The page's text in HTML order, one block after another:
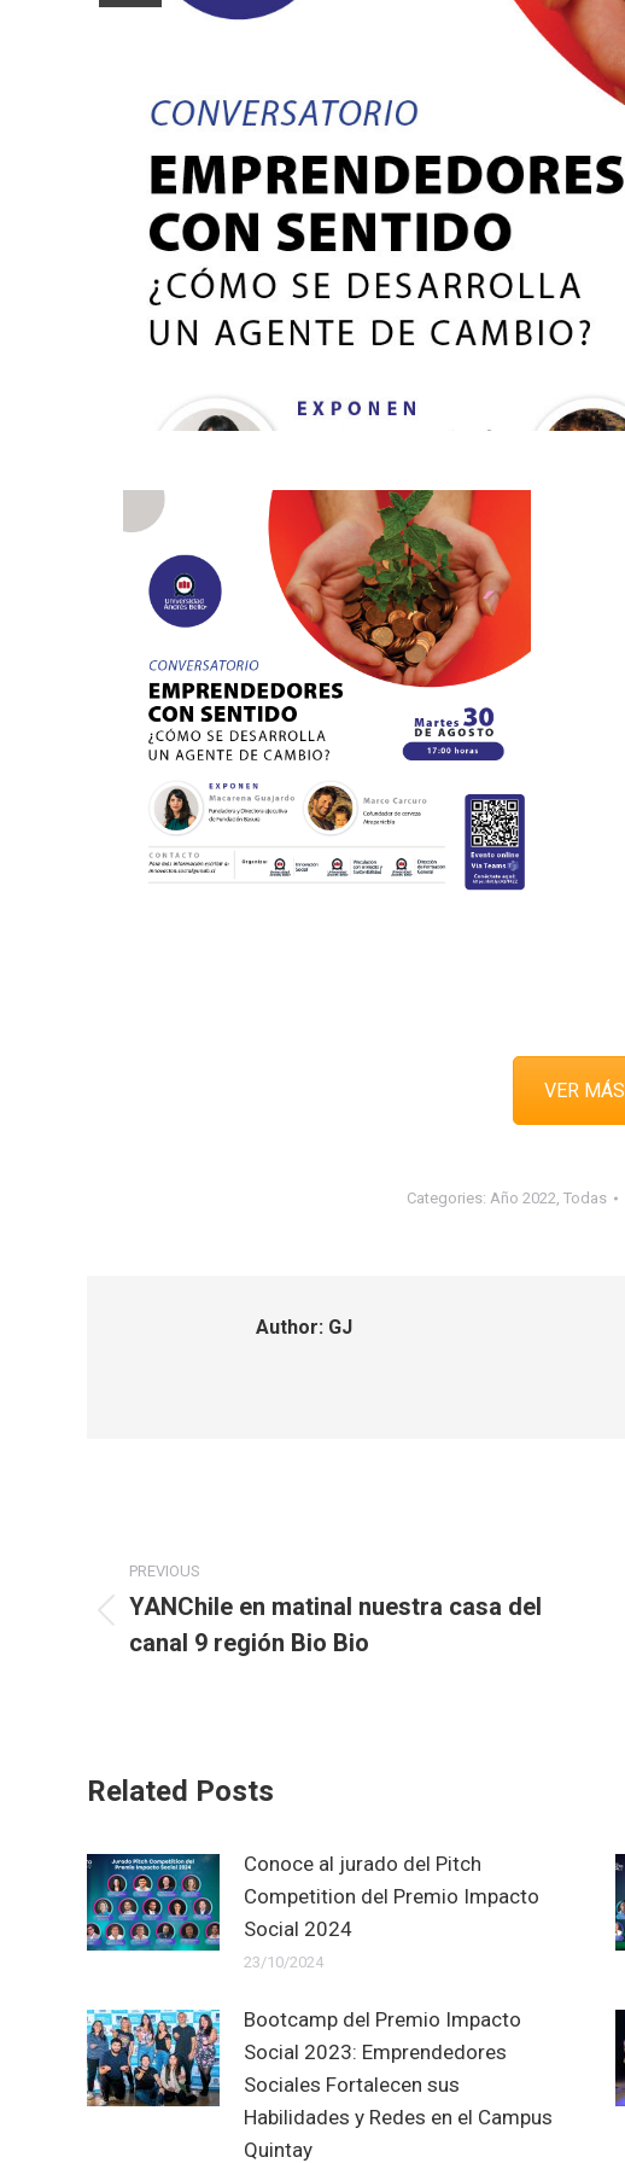
VER MÁS
Categories: Año 2022 Todas
Author: GJ
navigation
PREVIOUS
post:
YANChile en matinal nuestra casa del
canal 9 región Bio Bio
Related Posts
Conoce al jurado del Pitch
Competition del Premio Impacto
Social 2024
23/10/2024
Bootcamp del Premio Impacto
Social 2023: Emprendedores
Sociales Fortalecen sus
Habilidades y Redes en el Campus
Quintay